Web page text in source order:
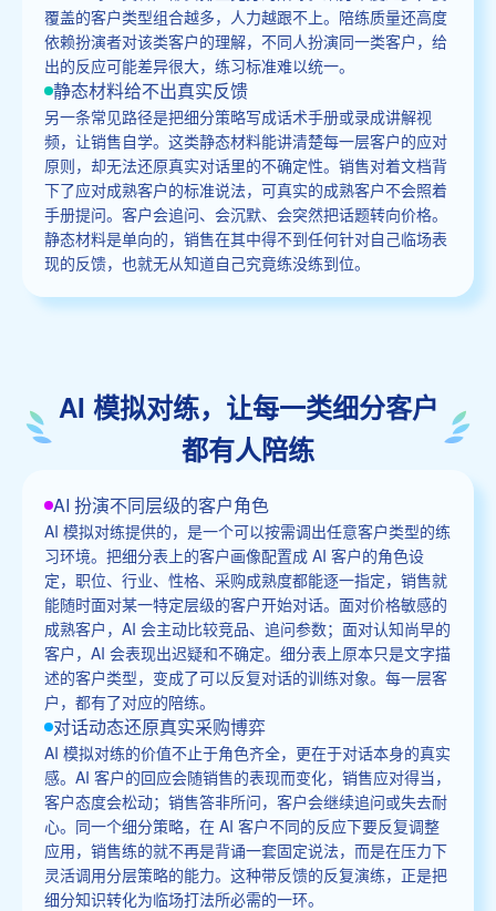
覆盖的客户类型组合越多，人力越跟不上。陪练质量还高度
依赖扮演者对该类客户的理解，不同人扮演同一类客户，给
出的反应可能差异很大，练习标准难以统一。
静态材料给不出真实反馈
另一条常见路径是把细分策略写成话术手册或录成讲解视
频，让销售自学。这类静态材料能讲清楚每一层客户的应对
原则，却无法还原真实对话里的不确定性。销售对着文档背
下了应对成熟客户的标准说法，可真实的成熟客户不会照着
手册提问。客户会追问、会沉默、会突然把话题转向价格。
静态材料是单向的，销售在其中得不到任何针对自己临场表
现的反馈，也就无从知道自己究竟练没练到位。
AI 模拟对练，让每一类细分客户
都有人陪练
AI 扮演不同层级的客户角色
AI 模拟对练提供的，是一个可以按需调出任意客户类型的练
习环境。把细分表上的客户画像配置成 AI 客户的角色设
定，职位、行业、性格、采购成熟度都能逐一指定，销售就
能随时面对某一特定层级的客户开始对话。面对价格敏感的
成熟客户，AI 会主动比较竞品、追问参数；面对认知尚早的
客户，AI 会表现出迟疑和不确定。细分表上原本只是文字描
述的客户类型，变成了可以反复对话的训练对象。每一层客
户，都有了对应的陪练。
对话动态还原真实采购博弈
AI 模拟对练的价值不止于角色齐全，更在于对话本身的真实
感。AI 客户的回应会随销售的表现而变化，销售应对得当，
客户态度会松动；销售答非所问，客户会继续追问或失去耐
心。同一个细分策略，在 AI 客户不同的反应下要反复调整
应用，销售练的就不再是背诵一套固定说法，而是在压力下
灵活调用分层策略的能力。这种带反馈的反复演练，正是把
细分知识转化为临场打法所必需的一环。